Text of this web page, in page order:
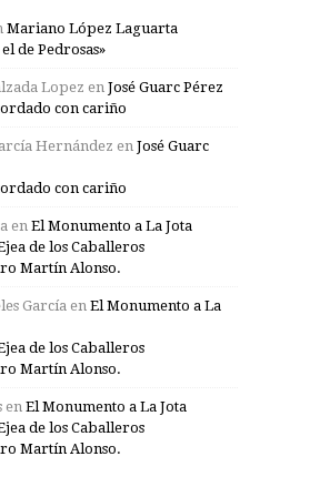
Mariano López Laguarta
de Pedrosas»
Lopez en José Guarc Pérez
con cariño
Hernández en José Guarc
con cariño
en El Monumento a La Jota
de los Caballeros
Martín Alonso.
García en El Monumento a La
de los Caballeros
Martín Alonso.
en El Monumento a La Jota
de los Caballeros
Martín Alonso.